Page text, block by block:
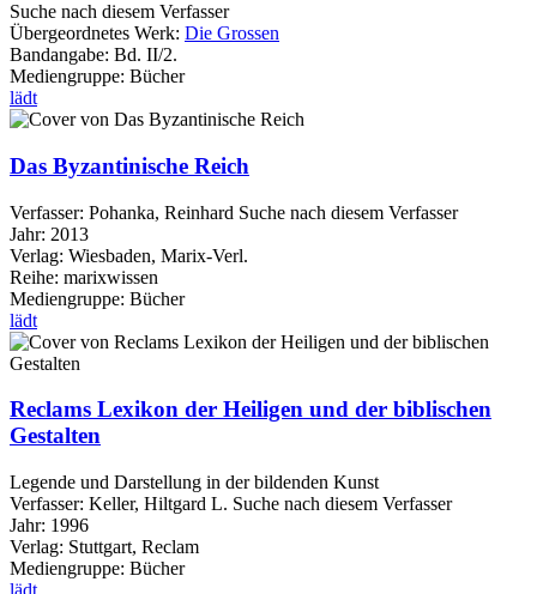
Suche nach diesem Verfasser
Übergeordnetes Werk: Die Grossen
Bandangabe: Bd. II/2.
Mediengruppe: Bücher
lädt
Das Byzantinische Reich
Verfasser: Pohanka, Reinhard Suche nach diesem Verfasser
Jahr: 2013
Verlag: Wiesbaden, Marix-Verl.
Reihe: marixwissen
Mediengruppe: Bücher
lädt
Reclams Lexikon der Heiligen und der biblischen
Gestalten
Legende und Darstellung in der bildenden Kunst
Verfasser: Keller, Hiltgard L. Suche nach diesem Verfasser
Jahr: 1996
Verlag: Stuttgart, Reclam
Mediengruppe: Bücher